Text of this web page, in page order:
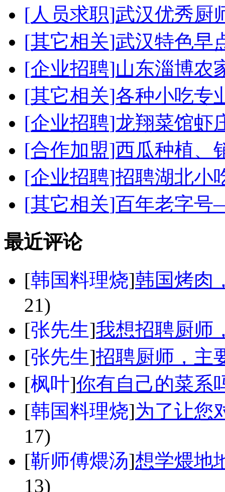
[人员求职]武汉优秀厨
[其它相关]武汉特色早
[企业招聘]山东淄博农
[其它相关]各种小吃专
[企业招聘]龙翔菜馆虾
[合作加盟]西瓜种植、
[企业招聘]招聘湖北小
[其它相关]百年老字号
最近评论
[韩国料理烧]韩国烤肉
21)
[张先生]我想招聘厨师
[张先生]招聘厨师，主
[枫叶]你有自己的菜系
[韩国料理烧]为了让您
17)
[靳师傅煨汤]想学煨地
13)